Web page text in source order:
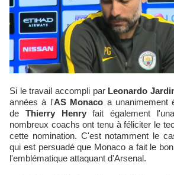
Si le travail accompli par Leonardo
années à l'AS Monaco a unanimement
de Thierry Henryfait également
nombreux coachs ont tenu à féliciter le
cette nomination. C'est notamment le
qui est persuadé que Monaco a fait le
l'emblématique attaquant d'Arsenal.